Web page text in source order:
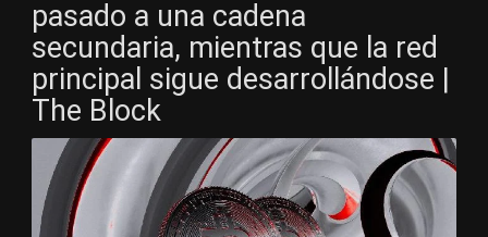
pasado a una cadena
secundaria, mientras que la red
principal sigue desarrollándose |
The Block